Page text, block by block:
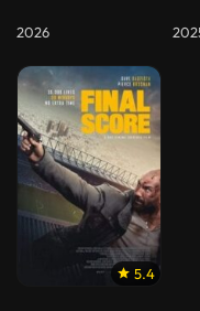
2026
5.4